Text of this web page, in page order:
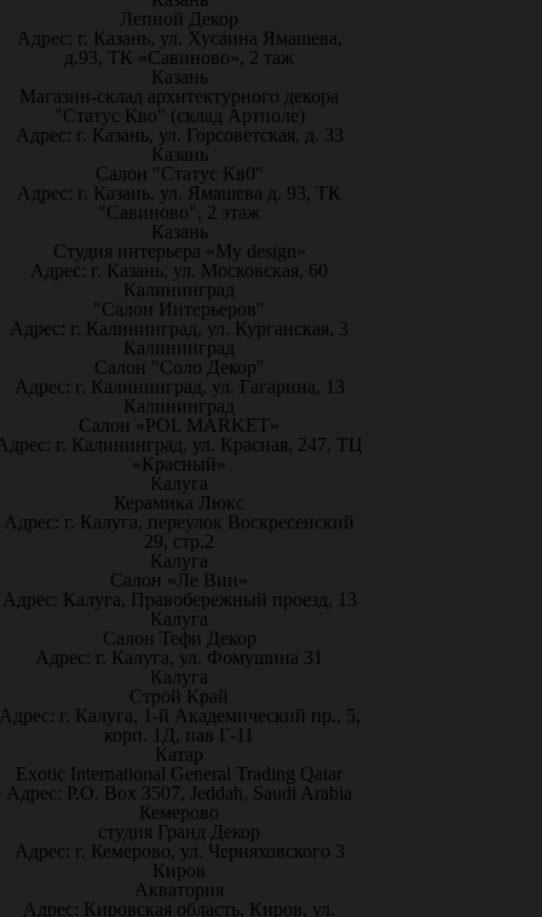
Лепной Декор
Адрес: г. Казань, ул. Хусаина Ямашева,
д.93, ТК «Савиново», 2 таж
Казань
Магазин-склад архитектурного декора
"Статус Кво" (склад Артполе)
Адрес: г. Казань, ул. Горсоветская, д. 33
Казань
Салон "Статус Кв0"
Адрес: г. Казань, ул. Ямашева д. 93, ТК
"Савиново", 2 этаж
Казань
Студия интерьера «My design»
Адрес: г. Казань, ул. Московская, 60
Калининград
"Салон Интерьеров"
Адрес: г. Калининград, ул. Курганская, 3
Калининград
Салон "Соло Декор"
Адрес: г. Калининград, ул. Гагарина, 13
Калининград
Салон «POL MARKET»
г. Калининград, ул. Красная, 247, ТЦ
«Красный»
Калуга
Керамика Люкс
Адрес: г. Калуга, переулок Воскресенский
29, стр.2
Калуга
Салон «Ле Вин»
Адрес: Калуга, Правобережный проезд, 13
Калуга
Салон Тефи Декор
Адрес: г. Калуга, ул. Фомушина 31
Калуга
Строй Край
г. Калуга, 1-й Академический пр., 5,
корп. 1Д, пав Г-11
Катар
Exotic International General Trading Qatar
Адрес: P.O. Box 3507, Jeddah, Saudi Arabia
Кемерово
студия Гранд Декор
Адрес: г. Кемерово, ул. Черняховского 3
Киров
Акватория
Адрес: Кировская область, Киров, ул.